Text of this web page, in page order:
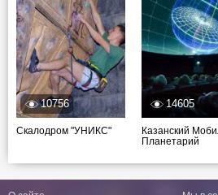
10756
Скалодром "УНИКС"
14605
Казанский
Планетарий